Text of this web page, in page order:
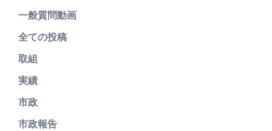
一般質問動画
全ての投稿
取組
実績
市政
市政報告